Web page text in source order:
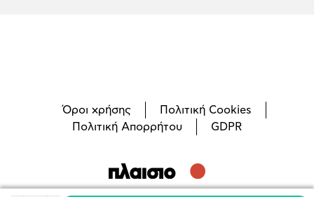
Όροι χρήσης
Πολιτική Cookies
Πολιτική Απορρήτου
GDPR